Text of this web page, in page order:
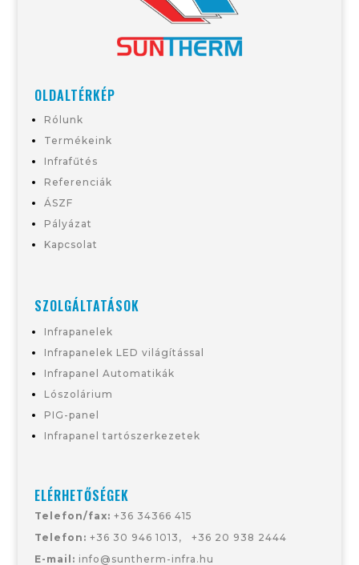
OLDALTÉRKÉP
Rólunk
Termékeink
Infrafűtés
Referenciák
ÁSZF
Pályázat
Kapcsolat
SZOLGÁLTATÁSOK
Infrapanelek
Infrapanelek LED világítással
Infrapanel Automatikák
Lószolárium
PIG-panel
Infrapanel tartószerkezetek
ELÉRHETŐSÉGEK
Telefon/fax: +36 34366 415
Telefon: +36 30 946 1013 , +36 20 938 2444
E-mail: info@suntherm-infra.hu